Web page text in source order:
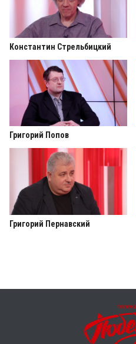
Константин Стрельбицкий
Григорий Попов
Григорий Пернавский